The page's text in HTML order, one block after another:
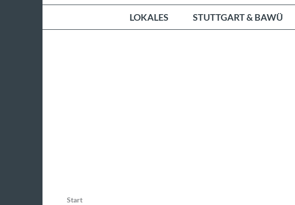
LOKALES STUTTGART & BAWÜ
Start